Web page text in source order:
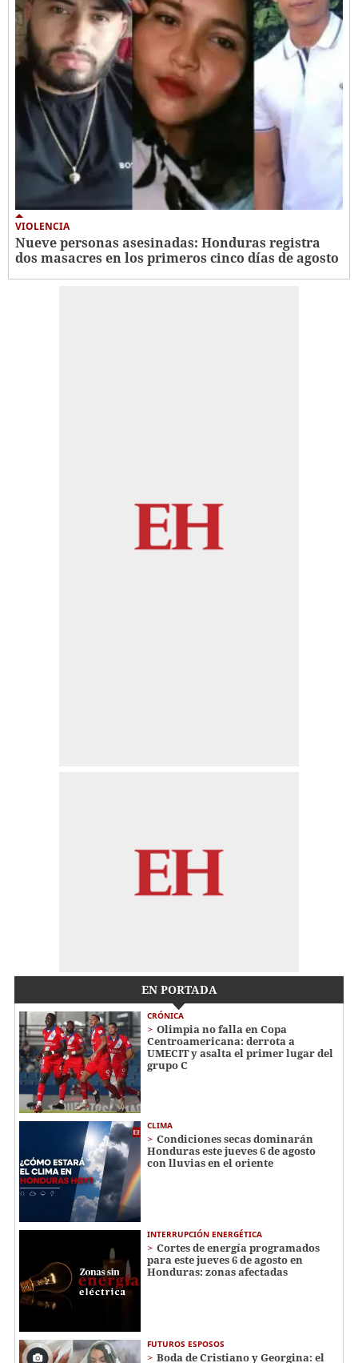
VIOLENCIA
Nueve personas asesinadas: Honduras registra
dos masacres en los primeros cinco días de agosto
EN PORTADA
CRÓNICA
Olimpia no falla en Copa
Centroamericana: derrota a
UMECIT y asalta el primer lugar del
grupo C
CLIMA
Condiciones secas dominarán
Honduras este jueves 6 de agosto
con lluvias en el oriente
INTERRUPCIÓN ENERGÉTICA
Cortes de energía programados
para este jueves 6 de agosto en
Honduras: zonas afectadas
FUTUROS ESPOSOS
Boda de Cristiano y Georgina: el